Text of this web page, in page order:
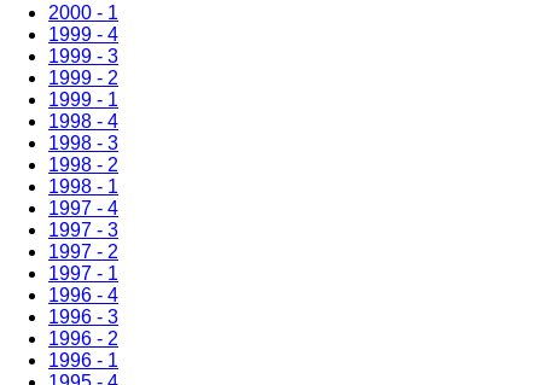
2000 - 1
1999 - 4
1999 - 3
1999 - 2
1999 - 1
1998 - 4
1998 - 3
1998 - 2
1998 - 1
1997 - 4
1997 - 3
1997 - 2
1997 - 1
1996 - 4
1996 - 3
1996 - 2
1996 - 1